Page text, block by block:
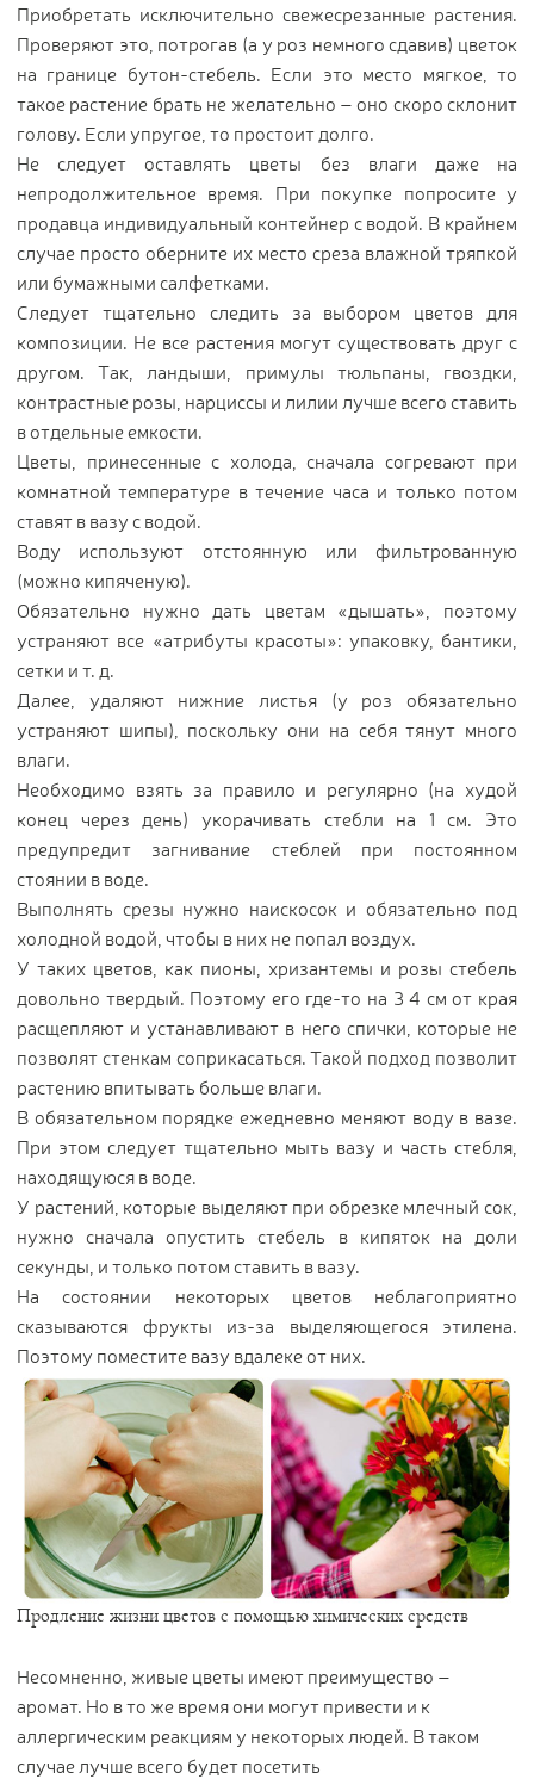
Приобретать исключительно свежесрезанные растения.
Проверяют это, потрогав (а у роз немного сдавив) цветок
на границе бутон-стебель. Если это место мягкое, то
такое растение брать не желательно – оно скоро склонит
голову. Если упругое, то простоит долго.
Не следует оставлять цветы без влаги даже на
непродолжительное время. При покупке попросите у
продавца индивидуальный контейнер с водой. В крайнем
случае просто оберните их место среза влажной тряпкой
или бумажными салфетками.
Следует тщательно следить за выбором цветов для
композиции. Не все растения могут существовать друг с
другом. Так, ландыши, примулы тюльпаны, гвоздки,
контрастные розы, нарциссы и лилии лучше всего ставить
в отдельные емкости.
Цветы, принесенные с холода, сначала согревают при
комнатной температуре в течение часа и только потом
ставят в вазу с водой.
Воду используют отстоянную или фильтрованную
(можно кипяченую).
Обязательно нужно дать цветам «дышать», поэтому
устраняют все «атрибуты красоты»: упаковку, бантики,
сетки и т. д.
Далее, удаляют нижние листья (у роз обязательно
устраняют шипы), поскольку они на себя тянут много
влаги.
Необходимо взять за правило и регулярно (на худой
конец через день) укорачивать стебли на 1 см. Это
предупредит загнивание стеблей при постоянном
стоянии в воде.
Выполнять срезы нужно наискосок и обязательно под
холодной водой, чтобы в них не попал воздух.
У таких цветов, как пионы, хризантемы и розы стебель
довольно твердый. Поэтому его где-то на 3 4 см от края
расщепляют и устанавливают в него спички, которые не
позволят стенкам соприкасаться. Такой подход позволит
растению впитывать больше влаги.
В обязательном порядке ежедневно меняют воду в вазе.
При этом следует тщательно мыть вазу и часть стебля,
находящуюся в воде.
У растений, которые выделяют при обрезке млечный сок,
нужно сначала опустить стебель в кипяток на доли
секунды, и только потом ставить в вазу.
На состоянии некоторых цветов неблагоприятно
сказываются фрукты из-за выделяющегося этилена.
Поэтому поместите вазу вдалеке от них.
Продление жизни цветов с помощью химических средств
Несомненно, живые цветы имеют преимущество –
аромат. Но в то же время они могут привести и к
аллергическим реакциям у некоторых людей. В таком
случае лучше всего будет посетить